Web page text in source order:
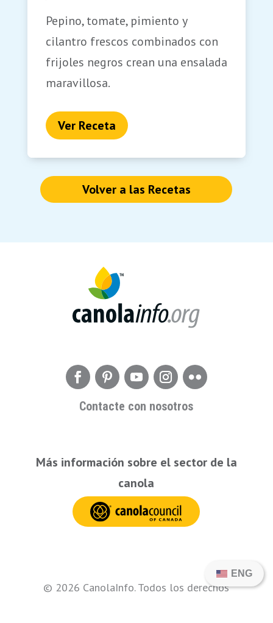
Pepino, tomate, pimiento y
cilantro frescos combinados con
frijoles negros crean una ensalada
maravillosa.
Ver Receta
Volver a las Recetas
Contacte con nosotros
Más información sobre el sector de la
canola
© 2026 CanolaInfo. Todos los derechos
ENG